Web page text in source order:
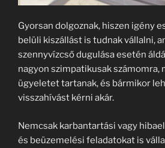
Gyorsan dolgoznak, hiszen igény
belüli kiszállást is tudnak vállalni,
szennyvízcső dugulása esetén
nagyon szimpatikusak számomra,
ügyeletet tartanak, és bármikor
visszahívást kérni akár.
Nemcsak karbantartási vagy
és beüzemelési feladatokat is